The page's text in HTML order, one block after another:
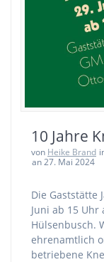
10 Jahre
von Heike Brand
an 27. Mai 2024
Die Gaststätte
Juni ab 15
Hülsenbusch.
ehrenamtlich
betriebene